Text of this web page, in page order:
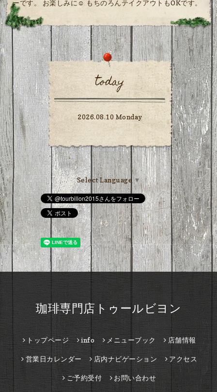
ーです。 お楽しみに☺️ もちのろんテイクアウトもOKです。
today
2026.08.10 Monday
Select Language▼
珈琲専門店トゥールビヨン
トップページ info メニューブック 店舗情報
営業日カレンダー 店内ナビゲーション アクセス
ご予約受付 お問い合わせ